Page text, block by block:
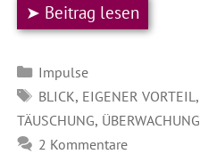
➤ Beitrag lesen
Kategorien
Impulse
SCHLAGWÖRTER
BLICK, EIGENER VORTEIL ,
TÄUSCHUNG, ÜBERWACHUNG
2 Kommentare